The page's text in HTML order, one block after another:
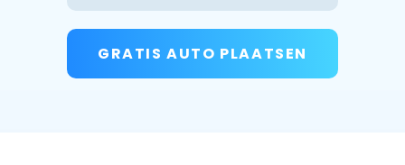
GRATIS AUTO PLAATSEN